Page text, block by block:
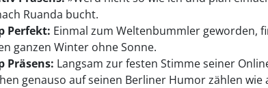
Ruanda bucht.
Perfekt: Einmal zum Weltenbummler geworden,
ganzen Winter ohne Sonne.
Präsens: Langsam zur festen Stimme seiner
genauso auf seinen Berliner Humor zählen